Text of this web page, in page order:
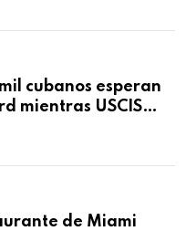
cubanos esperan
mientras USCIS
de Miami